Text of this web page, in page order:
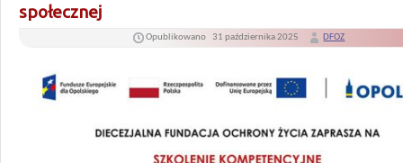
społecznej
Opublikowano 31 października 2025 DFOZ